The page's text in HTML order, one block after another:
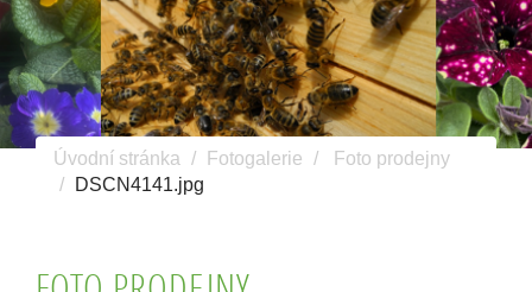
Úvodní stránka Fotogalerie
Foto prodejny
DSCN4141.jpg